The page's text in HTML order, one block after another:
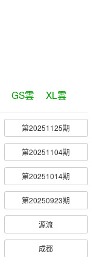
GS雲 XL雲
第20251125期
第20251104期
第20251014期
第20250923期
源流
成都